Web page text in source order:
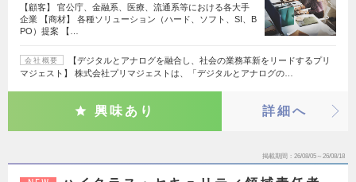
【顧客】 官公庁、金融系、医療、流通系等における各大手
企業 【商材】 各種ソリューション（ハード、ソフト、SI、B
PO）提案 【…
会社概要
【デジタルとアナログを融合し、社会の業務革新をリードするプリ
マジェスト】 株式会社プリマジェストは、「デジタルとアナログの…
興味あり 詳細へ
掲載期間 26/08/05～26/08/18